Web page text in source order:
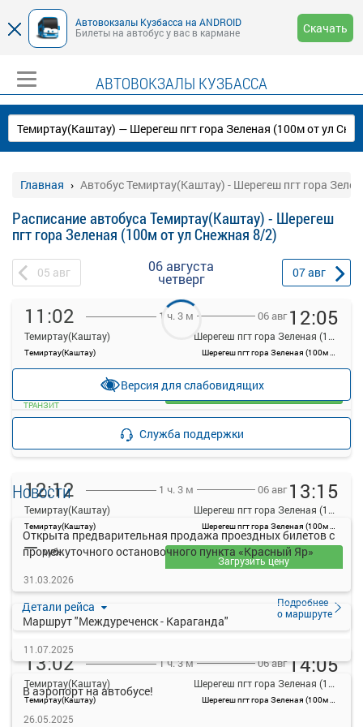
Автовокзалы Кузбасса на ANDROID
Билеты на автобус у вас в кармане
Скачать
АВТОВОКЗАЛЫ КУЗБАССА
Главная Автобус Темиртау(Каштау) - Шерегеш пгт гора
Расписание автобуса Темиртау(Каштау) - Шерегеш
пгт гора Зеленая (100м от ул Снежная 8/2)
05 авг 06 августа
четверг 07авг
11:02
Темиртау(Каштау)
Темиртау(Каштау)
1 ч. 3 м 06 авг 12:05
Шерегеш пгт гора Зеленая (100м от ул Снежная 8/2)
Шерегеш пгт гора Зеленая (100м от ул Снежная 8/2)
—
ТРАНЗИТ
Загрузить цену
12:12
Темиртау(Каштау)
Темиртау(Каштау)
1 ч. 3 м 06 авг 13:15
Шерегеш пгт гора Зеленая (100м от ул Снежная 8/2)
Шерегеш пгт гора Зеленая (100м от ул Снежная 8/2)
Детали рейса
Подробнее
о маршруте
— руб.
ТРАНЗИТ
Загрузить цену
13:02
Темиртау(Каштау)
Темиртау(Каштау)
1 ч. 3 м 06 авг14:05
Шерегеш пгт гора Зеленая (100м от ул Снежная 8/2)
Шерегеш пгт гора Зеленая (100м от ул Снежная 8/2)
—
Версия для слабовидящих
Служба поддержки
Новости
Открыта предварительная продажа проездных билетов с
промежуточного остановочного пункта «Красный Яр»
31.03.2026
Маршрут "Междуреченск - Караганда"
11.07.2025
В аэропорт на автобусе!
26.05.2025